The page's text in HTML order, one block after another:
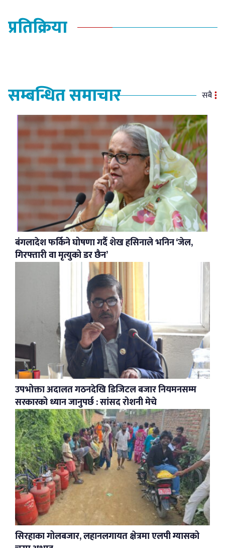
प्रतिक्रिया
सम्बन्धित समाचार सबै
बंगलादेश फर्किने घोषणा गर्दै शेख हसिनाले भनिन ‘जेल,
गिरफ्तारी वा मृत्युको डर छैन’
उपभोक्ता अदालत गठनदेखि डिजिटल बजार नियमनसम्म
सरकारको ध्यान जानुपर्छ : सांसद रोशनी मेचे
सिरहाका गोलबजार, लहानलगायत क्षेत्रमा एलपी ग्यासको